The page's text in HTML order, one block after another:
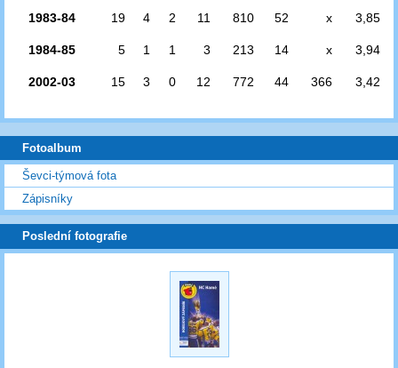
1983-84 19 4 2 11 810 52 x 3,85
1984-85 5 1 1 3 213 14 x 3,94
2002-03 15 3 0 12 772 44 366 3,42
Fotoalbum
Ševci-týmová fota
Zápisníky
Poslední fotografie